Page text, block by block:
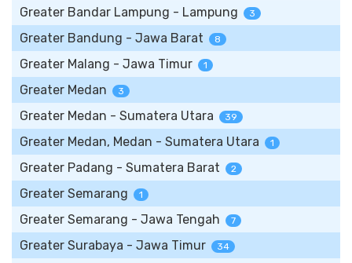
Greater Bandar Lampung - Lampung 3
Greater Bandung - Jawa Barat 8
Greater Malang - Jawa Timur 1
Greater Medan 3
Greater Medan - Sumatera Utara 39
Greater Medan, Medan - Sumatera Utara 1
Greater Padang - Sumatera Barat 2
Greater Semarang 1
Greater Semarang - Jawa Tengah 7
Greater Surabaya - Jawa Timur 34